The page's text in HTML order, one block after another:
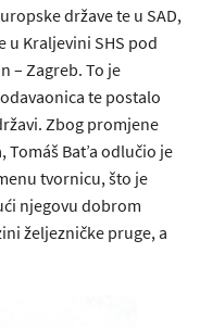
države te u SAD,
u Kraljevini SHS pod
– Zagreb. To je
te postalo
Zbog promjene
Bat’a odlučio je
tvornicu, što je
njegovu dobrom
željezničke pruge, a